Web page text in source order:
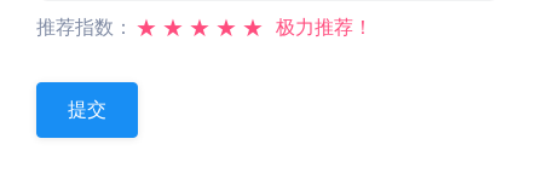
推荐指数： ★ ★ ★ ★ ★ 极力推荐！